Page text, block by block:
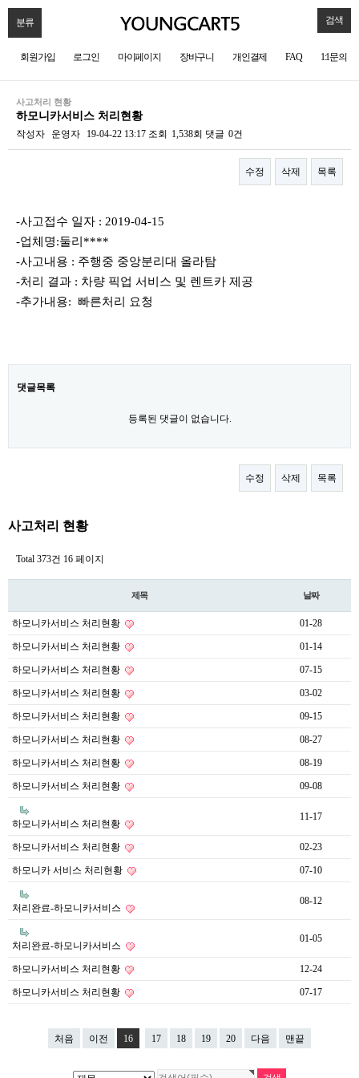
분류 검색
회원가입 로그인 마이페이지 장바구니 개인결제 FAQ 1:1문의
사고처리 현황
하모니카서비스 처리현황
작성자 운영자 19-04-22 13:17 조회 1,538회 댓글 0건
수정 삭제 목록
-사고접수 일자 : 2019-04-15
-업체명:둘리****
-사고내용 : 주행중 중앙분리대 올라탐
-처리 결과 : 차량 픽업 서비스 및 렌트카 제공
-추가내용: 빠른처리 요청
댓글목록
등록된 댓글이 없습니다.
수정 삭제 목록
사고처리 현황
Total 373건 16 페이지
제목 날짜
하모니카서비스 처리현황 01-28
하모니카서비스 처리현황 01-14
하모니카서비스 처리현황 07-15
하모니카서비스 처리현황 03-02
하모니카서비스 처리현황 09-15
하모니카서비스 처리현황 08-27
하모니카서비스 처리현황 08-19
하모니카서비스 처리현황 09-08
하모니카서비스 처리현황
11-17
하모니카서비스 처리현황 02-23
하모니카 서비스 처리현황 07-10
처리완료-하모니카서비스
08-12
처리완료-하모니카서비스
01-05
하모니카서비스 처리현황 12-24
하모니카서비스 처리현황 07-17
처음 이전 16 17 18 19 20 다음 맨끝